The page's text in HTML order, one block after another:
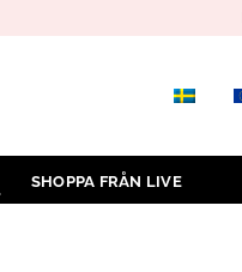
SHOPPA FRÅN LIVE